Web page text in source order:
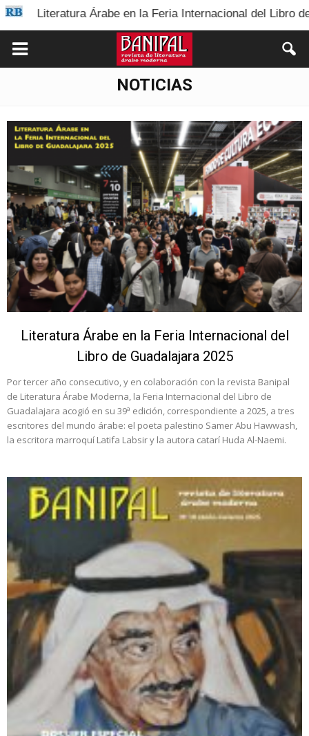
en la Feria Internacional del Libro de Guadalajara
NOTICIAS
Literatura Árabe en la Feria Internacional del
Libro de Guadalajara 2025
Por tercer año consecutivo, y en colaboración con la revista Banipal
de Literatura Árabe Moderna, la Feria Internacional del Libro de
Guadalajara acogió en su 39ª edición, correspondiente a 2025, a tres
escritores del mundo árabe: el poeta palestino Samer Abu Hawwash,
la escritora marroquí Latifa Labsir y la autora catarí Huda Al-Naemi.